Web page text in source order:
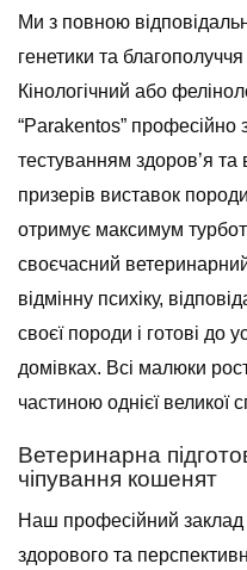
Ми з повною
генетики та
Кінологічний або
“Parakentos” професійно
тестуванням здоров’я
призерів виставок
отримує максимум
своєчасний
відмінну психіку,
своєї породи і готові до
домівках. Всі малюки
частиною однієї великої
Ветеринарна
чіпування кошенят
Наш професійний
здорового та